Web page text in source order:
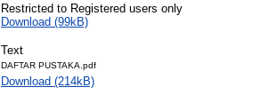
Restricted to Registered users only
Download (99kB)
Text
DAFTAR PUSTAKA.pdf
Download (214kB)